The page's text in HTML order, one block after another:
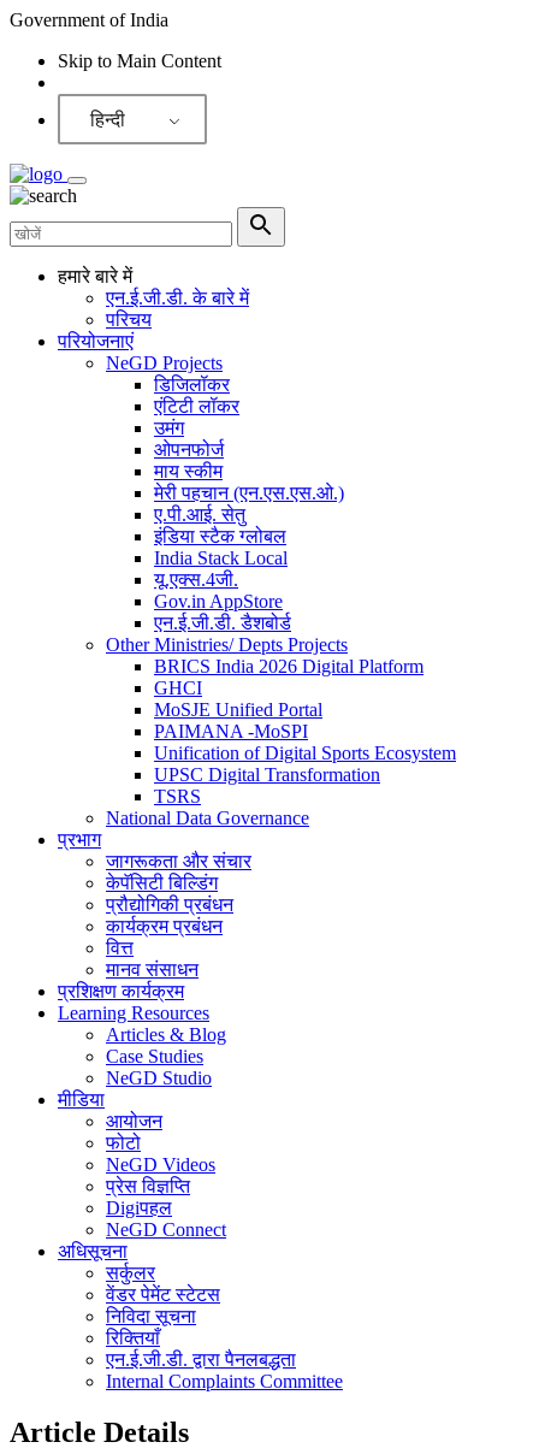
Government of India
Skip to Main Content
हिन्दी
हमारे बारे में
एन.ई.जी.डी. के बारे में
परिचय
परियोजनाएं
NeGD Projects
डिजिलॉकर
एंटिटी लॉकर
उमंग
ओपनफोर्ज
माय स्कीम
मेरी पहचान (एन.एस.एस.ओ.)
ए.पी.आई. सेतु
इंडिया स्टैक ग्लोबल
India Stack Local
यू.एक्स.4जी.
Gov.in AppStore
एन.ई.जी.डी. डैशबोर्ड
Other Ministries/ Depts Projects
BRICS India 2026 Digital Platform
GHCI
MoSJE Unified Portal
PAIMANA -MoSPI
Unification of Digital Sports Ecosystem
UPSC Digital Transformation
TSRS
National Data Governance
प्रभाग
जागरूकता और संचार
केपॅसिटी बिल्डिंग
प्रौद्योगिकी प्रबंधन
कार्यक्रम प्रबंधन
वित्त
मानव संसाधन
प्रशिक्षण कार्यक्रम
Learning Resources
Articles & Blog
Case Studies
NeGD Studio
मीडिया
आयोजन
फोटो
NeGD Videos
प्रेस विज्ञप्ति
Digiपहल
NeGD Connect
अधिसूचना
सर्कुलर
वेंडर पेमेंट स्टेटस
निविदा सूचना
रिक्तियाँ
एन.ई.जी.डी. द्वारा पैनलबद्धता
Internal Complaints Committee
Article Details